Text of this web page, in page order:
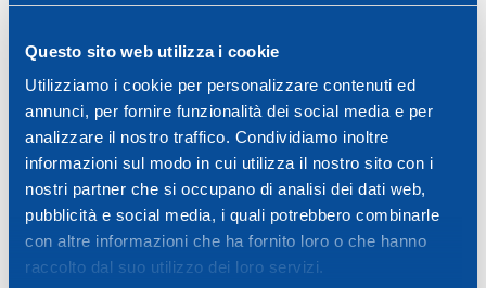
Questo sito web utilizza i cookie
Utilizziamo i cookie per personalizzare contenuti ed
annunci, per fornire funzionalità dei social media e per
analizzare il nostro traffico. Condividiamo inoltre
informazioni sul modo in cui utilizza il nostro sito con i
nostri partner che si occupano di analisi dei dati web,
pubblicità e social media, i quali potrebbero combinarle
con altre informazioni che ha fornito loro o che hanno
raccolto dal suo utilizzo dei loro servizi.
In caso di contatto con agenti chimici o
chimico/atmosferici, come in zone balneari
oppure per lo scolo di sostanze corrosive,
viene utilizzata la
griglia in acciaio inox con disegno a biscotto
resistente all’erosione e con ampia capacità di
drenaggio.